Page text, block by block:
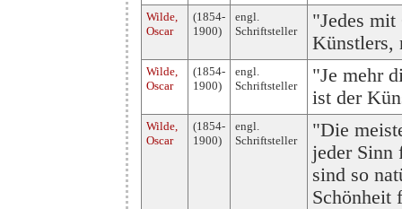
Wilde,
Oscar
(1854-
1900)
engl.
Schriftsteller
"Jedes mit
Künstlers,
Wilde,
Oscar
(1854-
1900)
engl.
Schriftsteller
"Je mehr
ist der
Wilde,
Oscar
(1854-
1900)
engl.
Schriftsteller
"Die
jeder Sinn
sind so
Schönheit